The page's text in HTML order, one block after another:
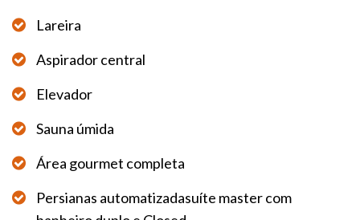
Lareira
Aspirador central
Elevador
Sauna úmida
Área gourmet completa
Persianas automatizadasuíte master com